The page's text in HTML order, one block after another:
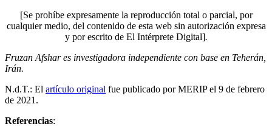
[Se prohíbe expresamente la reproducción total o parcial, por
cualquier medio, del contenido de esta web sin autorización expresa
y por escrito de El Intérprete Digital].
Fruzan Afshar es investigadora independiente con base en Teherán,
Irán.
N.d.T.: El artículo original fue publicado por MERIP el 9 de febrero
de 2021.
Referencias: